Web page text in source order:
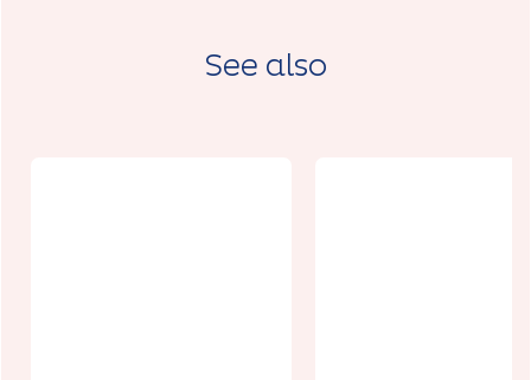
See also